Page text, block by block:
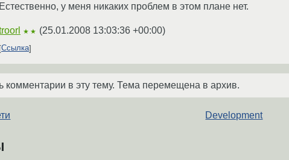
Естественно, у меня никаких проблем в этом плане нет.
★★ (25.01.2008 13:03:36 +00:00)
Ссылка
комментарии в эту тему. Тема перемещена в архив.
Development